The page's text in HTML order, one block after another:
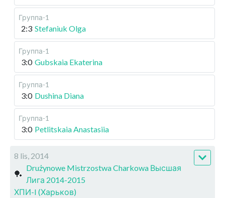
Группа-1
2:3 Stefaniuk Olga
Группа-1
3:0 Gubskaia Ekaterina
Группа-1
3:0 Dushina Diana
Группа-1
3:0 Petlitskaia Anastasiia
8 lis, 2014
🏓
Drużynowe Mistrzostwa Charkowa Высшая
Лига 2014-2015
ХПИ-I (Харьков)